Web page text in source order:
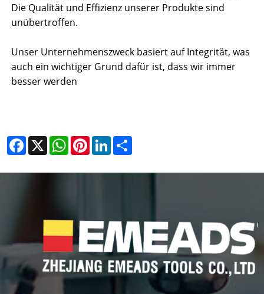
Die Qualität und Effizienz unserer Produkte sind
unübertroffen.
Unser Unternehmenszweck basiert auf Integrität, was
auch ein wichtiger Grund dafür ist, dass wir immer
besser werden
Facebook
X WhatsAppPinterestLinkedIn